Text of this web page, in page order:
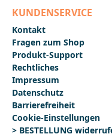
KUNDENSERVICE
Kontakt
Fragen zum Shop
Produkt-Support
Rechtliches
Impressum
Datenschutz
Barrierefreiheit
Cookie-Einstellungen
> BESTELLUNG